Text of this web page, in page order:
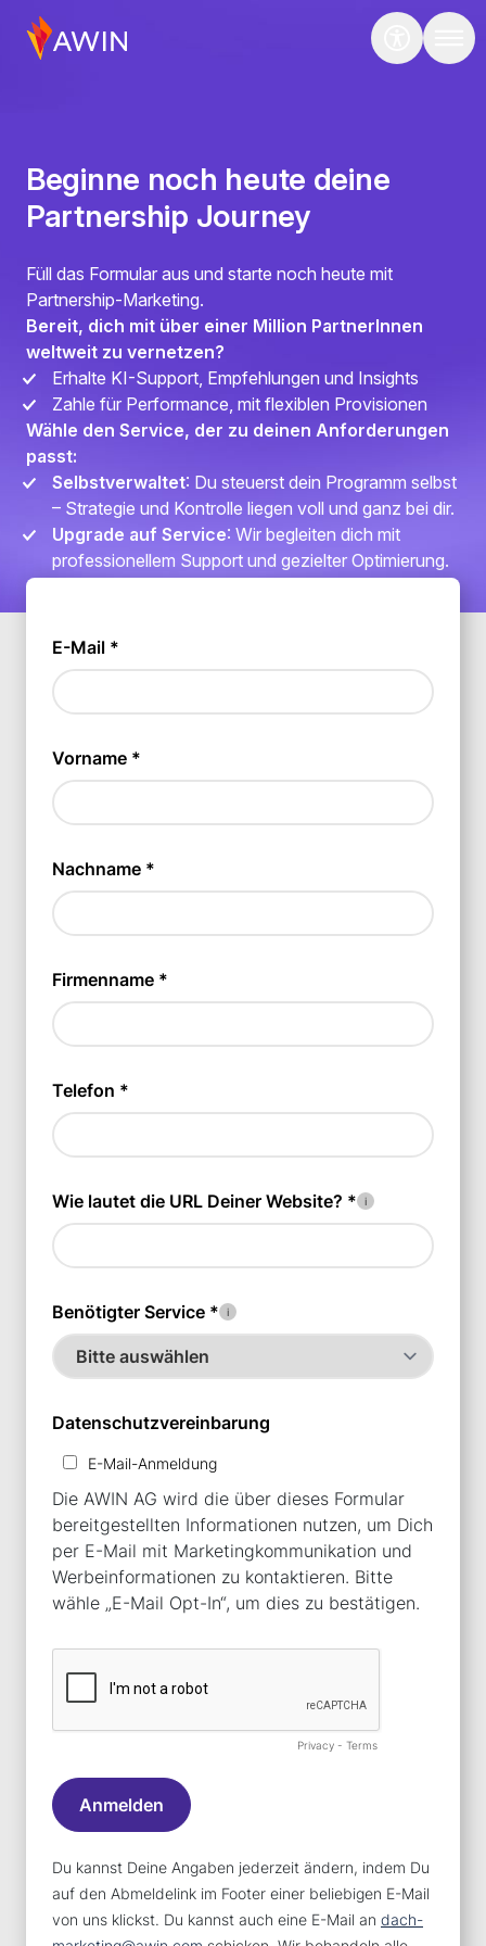
Beginne noch heute deine
Partnership Journey
Füll das Formular aus und starte noch heute mit
Partnership-Marketing.
Bereit, dich mit über einer Million PartnerInnen
weltweit zu vernetzen?
Erhalte KI-Support, Empfehlungen und Insights
Zahle für Performance, mit flexiblen Provisionen
Wähle den Service, der zu deinen Anforderungen
passt:
Selbstverwaltet: Du steuerst dein Programm selbst
– Strategie und Kontrolle liegen voll und ganz bei dir.
Upgrade auf Service: Wir begleiten dich mit
professionellem Support und gezielter Optimierung.